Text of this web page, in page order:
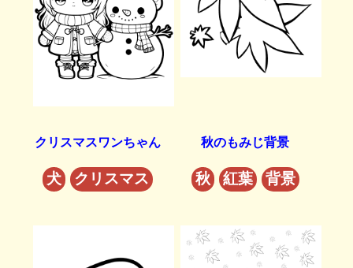
クリスマスワンちゃん
犬 クリスマス
秋のもみじ背景
秋 紅葉 背景